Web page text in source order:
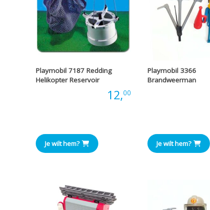
Playmobil 7187 Redding
Helikopter Reservoir
12,00
Je wilt hem?
Playmobil 3366
Brandweerman
Je wilt hem?